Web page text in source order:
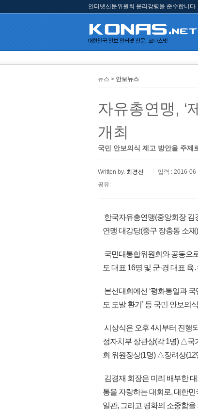
인터넷신문위원회 윤리강령을 준수합니다
뉴스 > 안보뉴스
자유총연맹, ‘
개최
국민 안보의식 제고 방안을 주제
Written by. 최경선
입력 : 2016-
공유:
한국자유총연맹(중앙회장 김
연맹 대강당(중구 장충동 소
국민대통합위원회와 공동으
도 대표 16명 및 군·경 대표
본선대회에선 ‘평화통일과
도 도발 환기’ 등 국민 안보의
시상식은 오후 4시부터 진행
정자치부 장관상(각 1명) △
회 위원장상(1명) △장려상(12
김경재 회장은 미리 배부한
통을 자랑하는 대회로, 대한
일관, 그리고 평화의 소중함